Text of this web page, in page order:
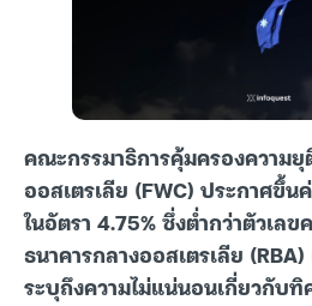
คณะกรรมาธิการคุ้มครองความยุ
ออสเตรเลีย (FWC) ประกาศขึ้น
ในอัตรา 4.75% ซึ่งต่ำกว่าตัวเล
ธนาคารกลางออสเตรเลีย
ระบุถึงความไม่แน่นอนเกี่ยวกับทิ